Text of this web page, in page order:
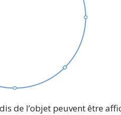
de l’objet peuvent être